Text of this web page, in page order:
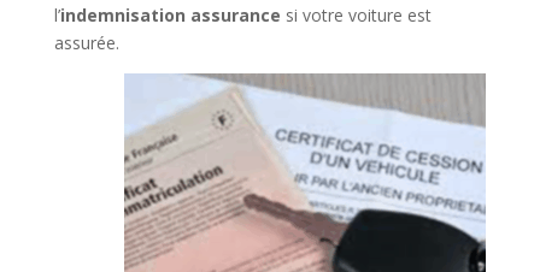
l’indemnisation assurance si votre voiture est
assurée.